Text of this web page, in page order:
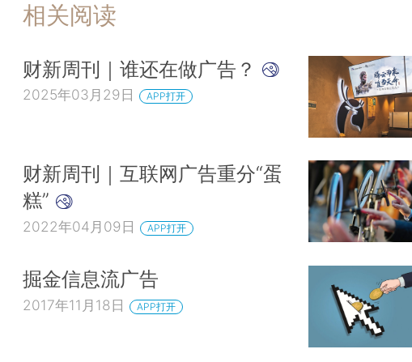
相关阅读
财新周刊｜谁还在做广告？
2025年03月29日 APP打开
财新周刊｜互联网广告重分“蛋
糕”
2022年04月09日 APP打开
掘金信息流广告
2017年11月18日 APP打开